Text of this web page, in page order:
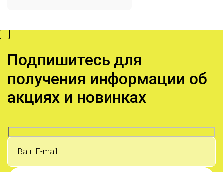
Подпишитесь для
получения информации об
акциях и новинках